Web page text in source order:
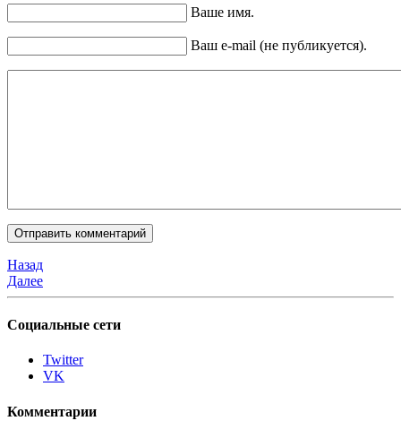
Ваше имя.
Ваш e-mail (не публикуется).
Назад
Далее
Социальные сети
Twitter
VK
Комментарии